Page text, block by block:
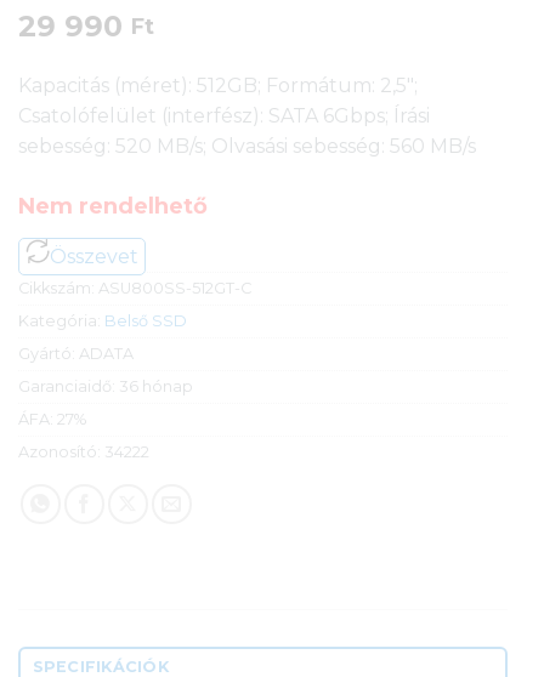
29 990 Ft
Kapacitás (méret): 512GB; Formátum: 2,5″;
Csatolófelület (interfész): SATA 6Gbps; Írási
sebesség: 520 MB/s; Olvasási sebesség: 560 MB/s
Nem rendelhető
Összevet
Cikkszám: ASU800SS-512GT-C
Kategória: Belső SSD
Gyártó: ADATA
Garanciaidő: 36 hónap
ÁFA: 27%
Azonosító: 34222
SPECIFIKÁCIÓK